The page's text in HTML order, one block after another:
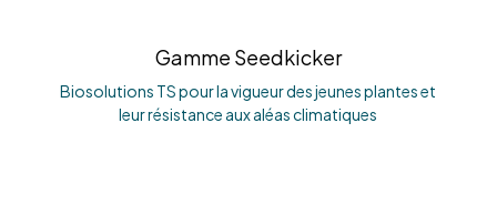
Gamme Seedkicker
Biosolutions TS pour la vigueur des jeunes plantes et
leur résistance aux aléas climatiques